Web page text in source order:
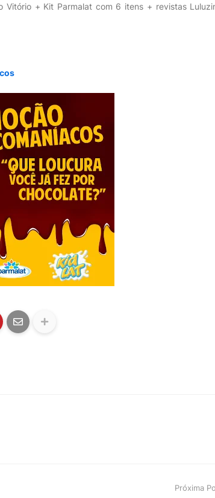
Vitório + Kit Parmalat com 6 itens + revistas
Próxima